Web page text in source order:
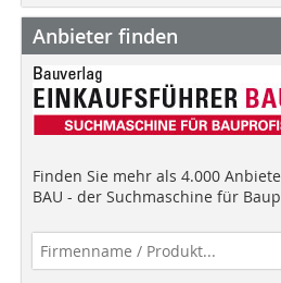
Anbieter finden
Finden Sie mehr als 4.000
BAU - der Suchmaschine für